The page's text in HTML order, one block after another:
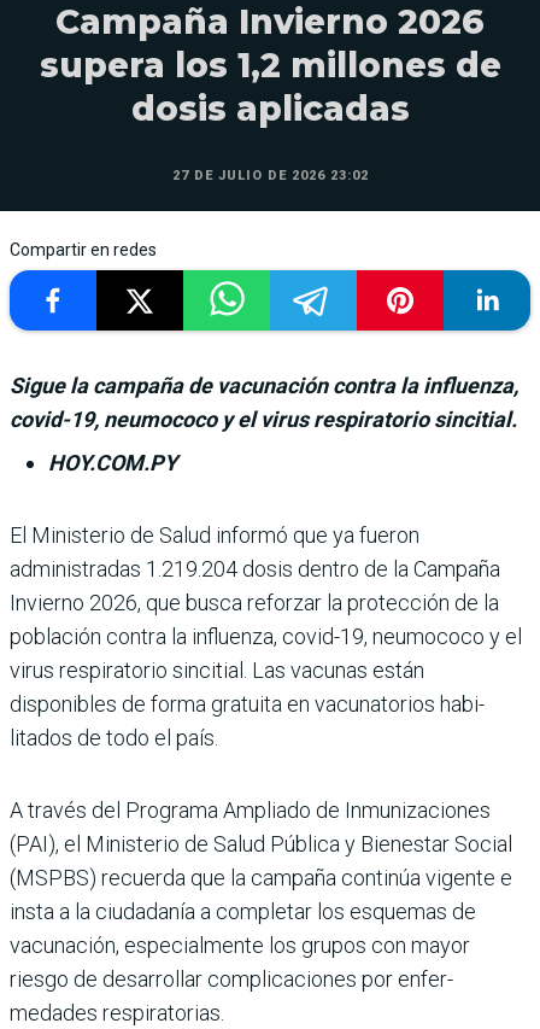
Campaña Invierno 2026
supera los 1,2 millones de
dosis aplicadas
27 DE JULIO DE 2026 23:02
Compartir en redes
Sigue la campaña de vacunación contra la influenza,
covid-19, neumococo y el virus respiratorio sincitial.
HOY.COM.PY
El Ministerio de Salud informó que ya fue­ron
administradas 1.219.204 dosis dentro de la Campaña
Invierno 2026, que busca reforzar la protección de la
población contra la influenza, covid-19, neumococo y el
virus respiratorio sincitial. Las vacu­nas están
disponibles de forma gratuita en vacunatorios habi­
litados de todo el país.
A través del Programa Ampliado de Inmunizacio­nes
(PAI), el Ministerio de Salud Pública y Bienestar Social
(MSPBS) recuerda que la campaña continúa vigente e
insta a la ciudadanía a com­pletar los esquemas de
vacuna­ción, especialmente los grupos con mayor
riesgo de desarro­llar complicaciones por enfer­
medades respiratorias.